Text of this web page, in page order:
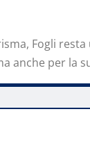
Fogli resta
anche per la